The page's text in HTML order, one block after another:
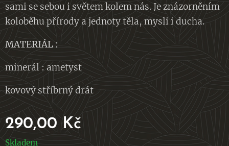
sami se sebou i světem kolem nás. Je znázorněním
koloběhu přírody a jednoty těla, mysli i ducha.
MATERIÁL :
minerál : ametyst
kovový stříbrný drát
290,00 Kč
Skladem